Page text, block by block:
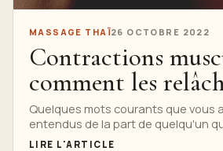
MASSAGE THAÏ26 OCTOBRE 2022
Contractions
comment les
Quelques mots courants que vous
entendus de la part de quelqu'un
une longue journée à...
LIRE L'ARTICLE